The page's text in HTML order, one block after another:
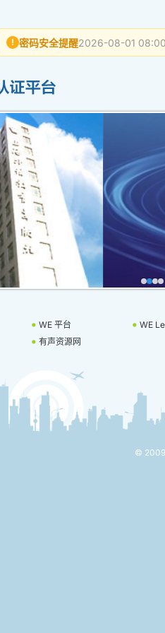
! 密码安全提醒2026-08-01
WE 平台 WE
有声资源网
©